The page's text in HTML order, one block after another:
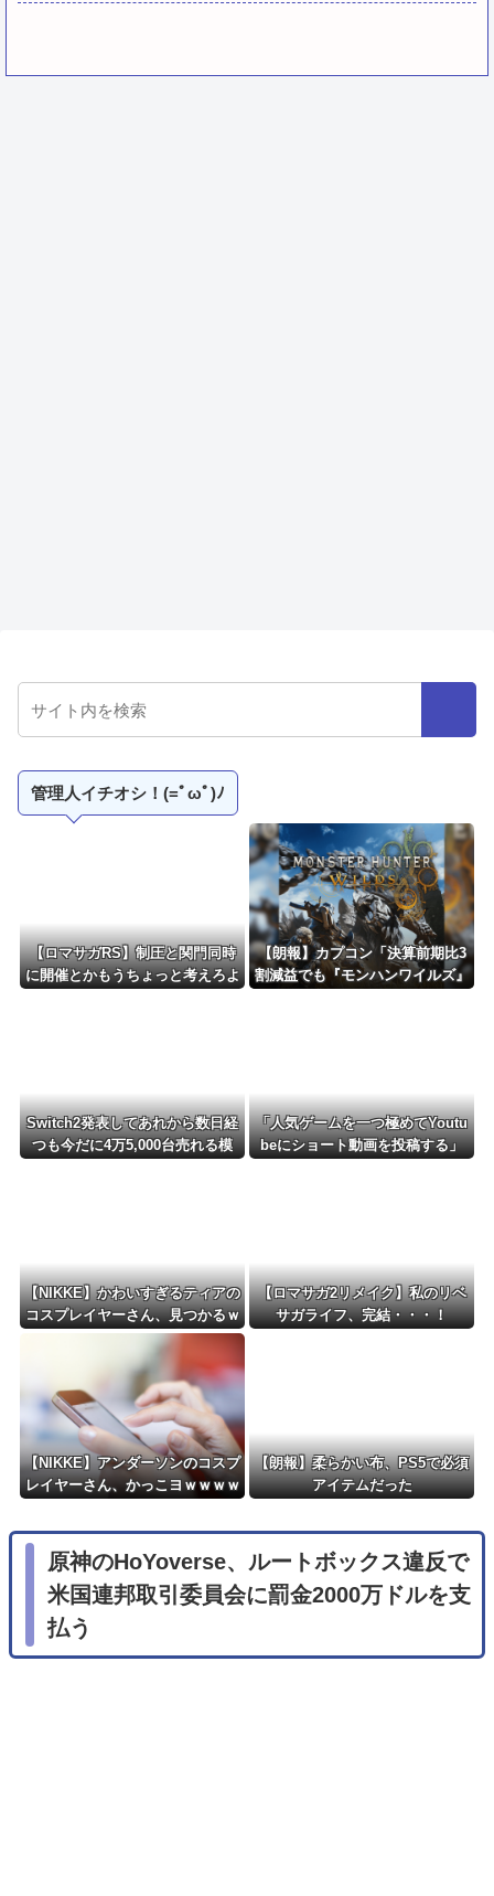
管理人イチオシ！(=ﾟωﾟ)ﾉ
【ロマサガRS】制圧と関門同時
に開催とかもうちょっと考えろよ
【朗報】カプコン「決算前期比3
割減益でも『モンハンワイルズ』
Switch2発表してあれから数日経
つも今だに4万5,000台売れる模
「人気ゲームを一つ極めてYoutu
beにショート動画を投稿する」
【NIKKE】かわいすぎるティアの
コスプレイヤーさん、見つかるｗ
ｗｗｗｗ【画像】
【ロマサガ2リメイク】私のリベ
サガライフ、完結・・・！
【NIKKE】アンダーソンのコスプ
レイヤーさん、かっこヨｗｗｗｗ
【朗報】柔らかい布、PS5で必須
アイテムだった
原神のHoYoverse、ルートボックス違反で
米国連邦取引委員会に罰金2000万ドルを支
払う